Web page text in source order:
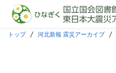
本文に飛ぶ
トップ 河北新報 震災アーカイブ